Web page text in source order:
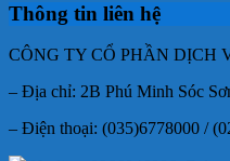
Thông tin liên hệ
CÔNG TY CỔ PHẦN DỊCH
– Địa chỉ: 2B Phú Minh Sóc
– Điện thoại: (035)6778000 /